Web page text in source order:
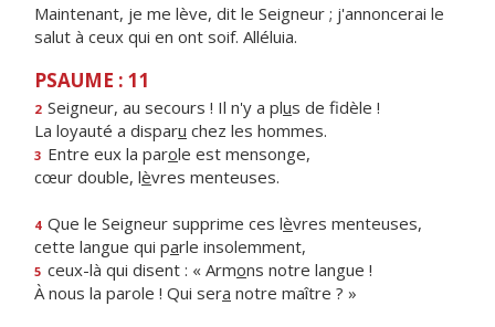
Maintenant, je me lève, dit le Seigneur ; j'annoncerai le
salut à ceux qui en ont soif. Alléluia.
PSAUME : 11
2 Seigneur, au secours ! Il n'y a plus de fidèle !
La loyauté a disparu chez les hommes.
3 Entre eux la parole est mensonge,
cœur double, lèvres menteuses.
4 Que le Seigneur supprime ces lèvres menteuses,
cette langue qui parle insolemment,
5 ceux-là qui disent : « Armons notre langue !
À nous la parole ! Qui sera notre maître ? »